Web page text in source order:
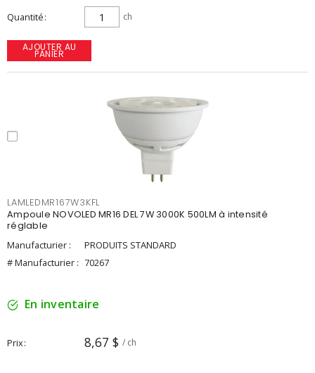
Quantité ch
AJOUTER AU
PANIER
LAMLEDMR167W3KFL
Ampoule NOVOLED MR16 DEL 7W 3000K 500LM à intensité
réglable
Manufacturier :
PRODUITS STANDARD
# Manufacturier : 70267
En inventaire
Prix 8,67 $ / ch